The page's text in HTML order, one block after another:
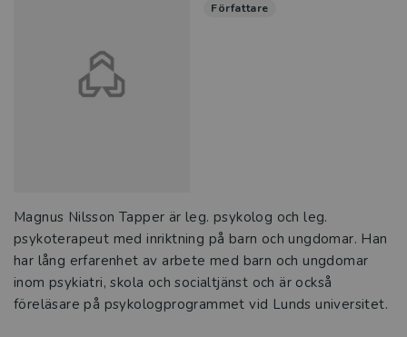
Författare
Magnus Nilsson Tapper är leg. psykolog och leg.
psykoterapeut med inriktning på barn och ungdomar. Han
har lång erfarenhet av arbete med barn och ungdomar
inom psykiatri, skola och socialtjänst och är också
föreläsare på psykologprogrammet vid Lunds universitet.